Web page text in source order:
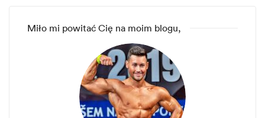
Miło mi powitać Cię na moim blogu,